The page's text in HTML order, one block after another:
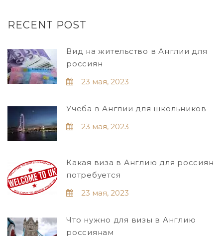
RECENT POST
Вид на жительство в Англии для
россиян
23 мая, 2023
Учеба в Англии для школьников
23 мая, 2023
Какая виза в Англию для россиян
потребуется
23 мая, 2023
Что нужно для визы в Англию
россиянам